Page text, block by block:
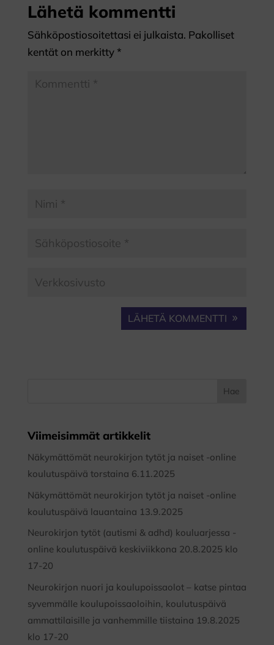
Lähetä kommentti
Sähköpostiosoitettasi ei julkaista. Pakolliset
kentät on merkitty *
LÄHETÄ KOMMENTTI
Viimeisimmät artikkelit
Näkymättömät neurokirjon tytöt ja naiset -online
koulutuspäivä torstaina 6.11.2025
Näkymättömät neurokirjon tytöt ja naiset -online
koulutuspäivä lauantaina 13.9.2025
Neurokirjon tytöt (autismi & adhd) kouluarjessa -
online koulutuspäivä keskiviikkona 20.8.2025 klo
17-20
Neurokirjon nuori ja koulupoissaolot – katse pintaa
syvemmälle koulupoissaoloihin, koulutuspäivä
ammattilaisille ja vanhemmille tiistaina 19.8.2025
klo 17-20